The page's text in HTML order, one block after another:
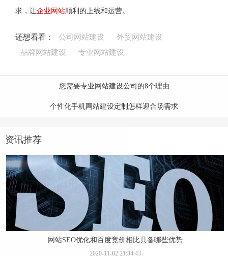
求，让企业网站顺利的上线和运营。
还想看看： 公司网站建设
外贸网站建设
品牌网站建设
专业网站建设
您需要专业网站建设公司的8个理由
个性化手机网站建设定制怎样迎合场需求
资讯推荐
网站SEO优化和百度竞价相比具备哪些优势
2020-11-02 21:34:43